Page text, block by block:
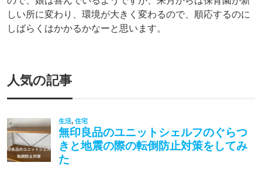
しい所に変わり、環境が大きく変わるので、順応するのに
しばらくはかかるかなーと思います。
人気の記事